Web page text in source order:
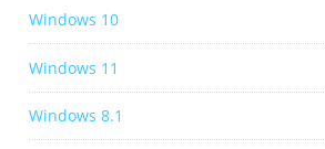
Windows 10
Windows 11
Windows 8.1